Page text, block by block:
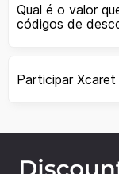
Qual é o valor
códigos de
Participar Xcaret